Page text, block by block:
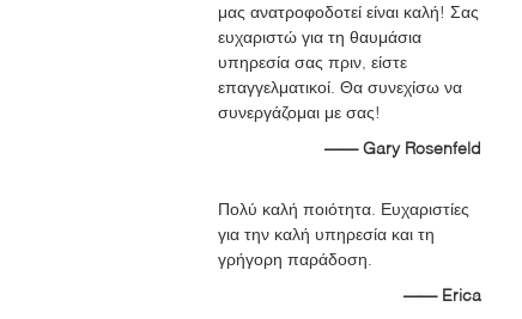
μας ανατροφοδοτεί είναι καλή! Σας
ευχαριστώ για τη θαυμάσια
υπηρεσία σας πριν, είστε
επαγγελματικοί. Θα συνεχίσω να
συνεργάζομαι με σας!
—— Gary Rosenfeld
Πολύ καλή ποιότητα. Ευχαριστίες
για την καλή υπηρεσία και τη
γρήγορη παράδοση.
—— Erica